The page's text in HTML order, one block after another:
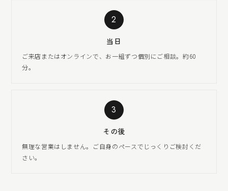
2
当日
ご来店またはオンラインで、お一組ずつ個別にご相談。約60
分。
3
その後
無理な営業はしません。ご自身のペースでじっくりご検討くだ
さい。